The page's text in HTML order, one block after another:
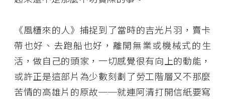
《風櫃來的人》捕捉到了當時的吉光片羽，賣卡
帶也好、去跑船也好，離開無業或機械式的生
活，做自己的頭家，一切感覺很有向上的動能，
或許正是這部片為少數刻劃了勞工階層又不那麼
苦情的高雄片的原故──就連阿清打開信紙要寫